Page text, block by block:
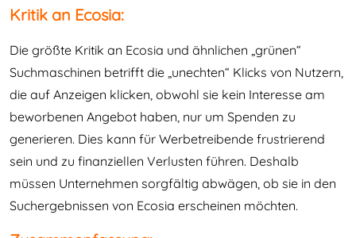
Kritik an Ecosia:
Die größte Kritik an Ecosia und ähnlichen „grünen“
Suchmaschinen betrifft die „unechten“ Klicks von Nutzern,
die auf Anzeigen klicken, obwohl sie kein Interesse am
beworbenen Angebot haben, nur um Spenden zu
generieren. Dies kann für Werbetreibende frustrierend
sein und zu finanziellen Verlusten führen. Deshalb
müssen Unternehmen sorgfältig abwägen, ob sie in den
Suchergebnissen von Ecosia erscheinen möchten.